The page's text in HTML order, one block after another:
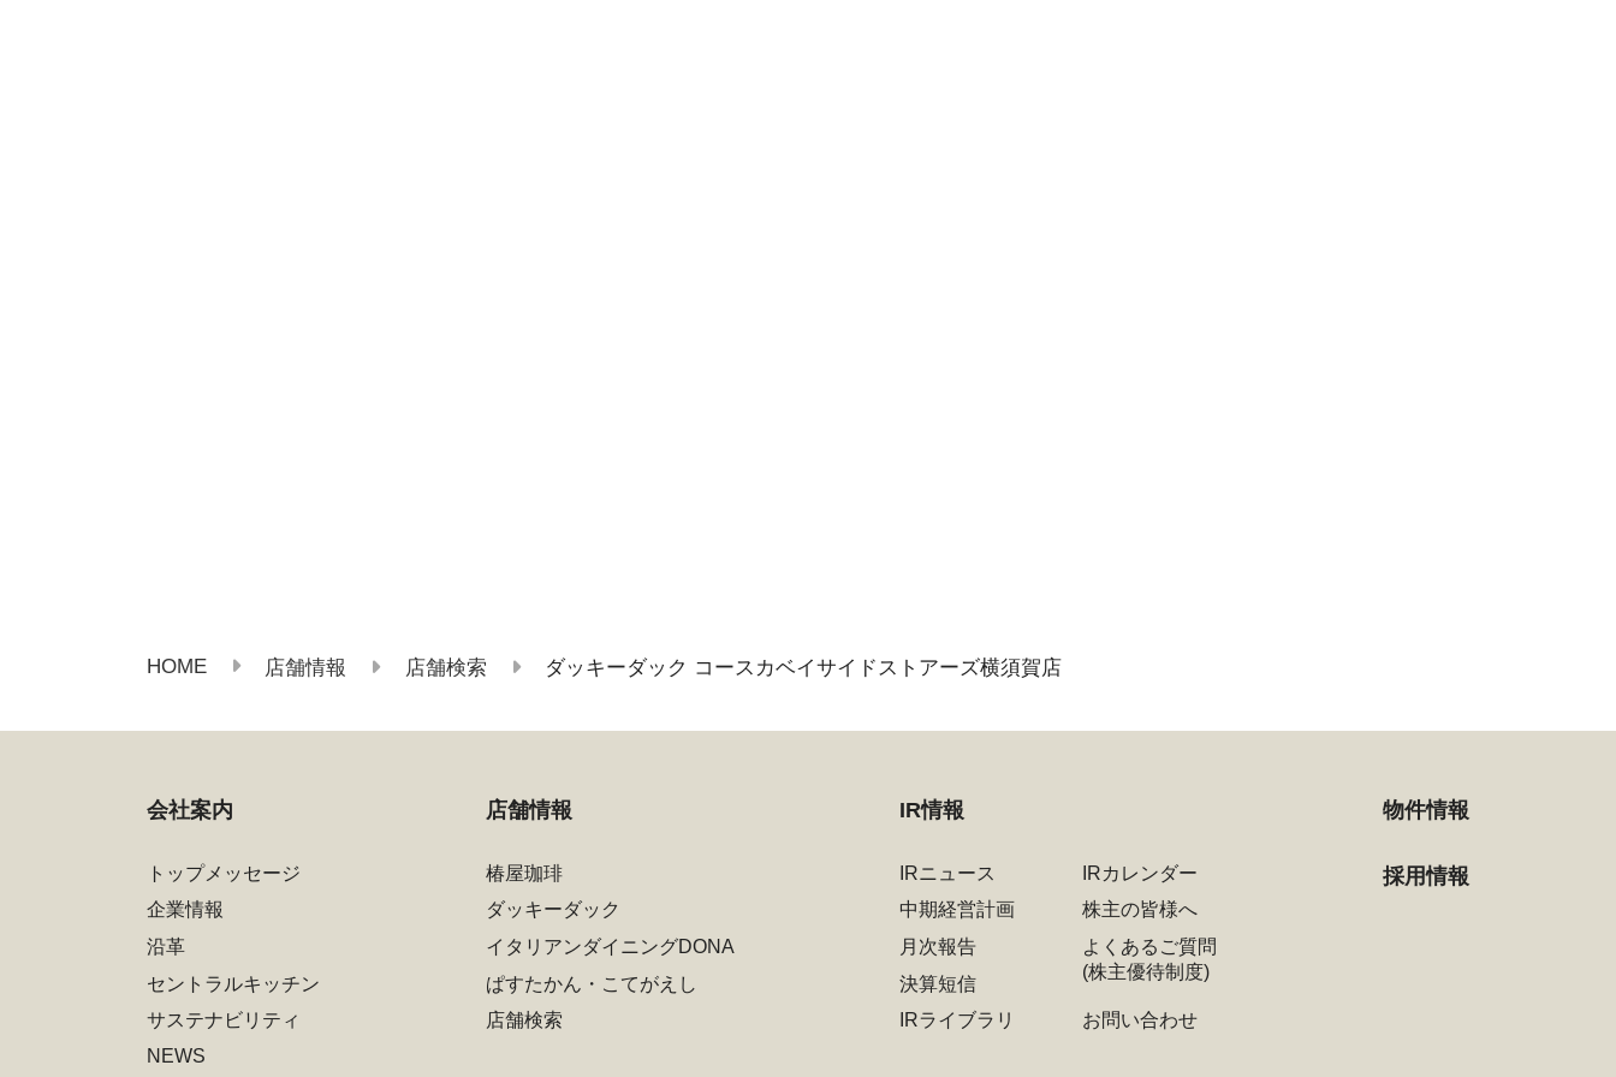
HOME 店舗情報 店舗検索 ダッキーダック コースカベイサイドストアーズ横須賀店
会社案内
トップメッセージ
企業情報
沿革
セントラルキッチン
サステナビリティ
NEWS
店舗情報
椿屋珈琲
ダッキーダック
イタリアンダイニングDONA
ぱすたかん・こてがえし
店舗検索
IR情報
IRニュース
IRカレンダー
中期経営計画
株主の皆様へ
月次報告
決算短信
よくあるご質問
(株主優待制度)
IRライブラリ お問い合わせ
物件情報
採用情報